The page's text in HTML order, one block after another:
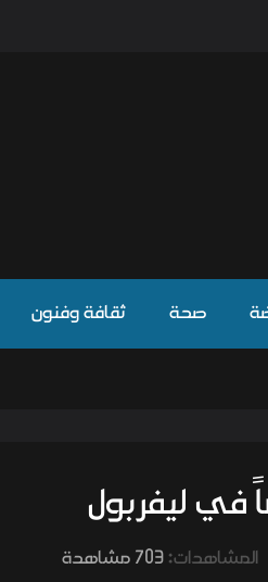
صحة ثقافة وفنون
ليفربول
المشاهدات:703 مشاهدة